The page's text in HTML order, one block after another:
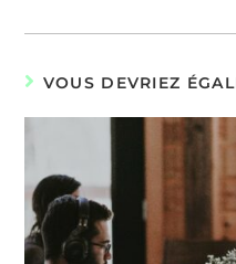
VOUS DEVRIEZ